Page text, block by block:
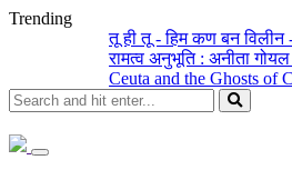
Trending
तू ही तू - हिम कण बन विलीन
रामत्व अनुभूति : अनीता
Ceuta and the Ghosts of